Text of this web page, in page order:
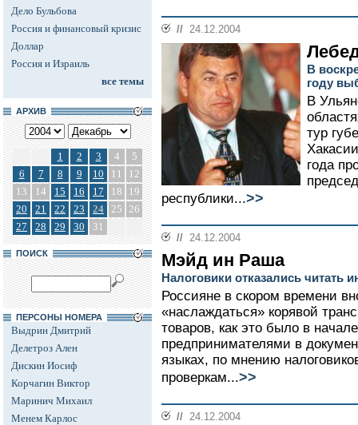
Дело Бульбова
Россия и финансовый кризис
Доллар
Россия и Израиль
все темы
АРХИВ
1 2 3 4
5
6
7 8 9 10 11
12
13
14 15 16 17 18
19
20
21 22 23 24 25 26
27
28 29 30 31
ПОИСК
ПЕРСОНЫ НОМЕРА
Выдрин Дмитрий
Делетроз Ален
Дискин Иосиф
Корчагин Виктор
Маринич Михаил
Менем Карлос
// 24.12.2004
В
году
В
тур
года
республики...>>
// 24.12.2004
Мэйд ин Раша
Налоговики отказались читать
Россияне в скором времени
«наслаждаться» корявой
товаров, как это было в
предпринимателями в
языках, по мнению
проверкам...>>
// 24.12.2004